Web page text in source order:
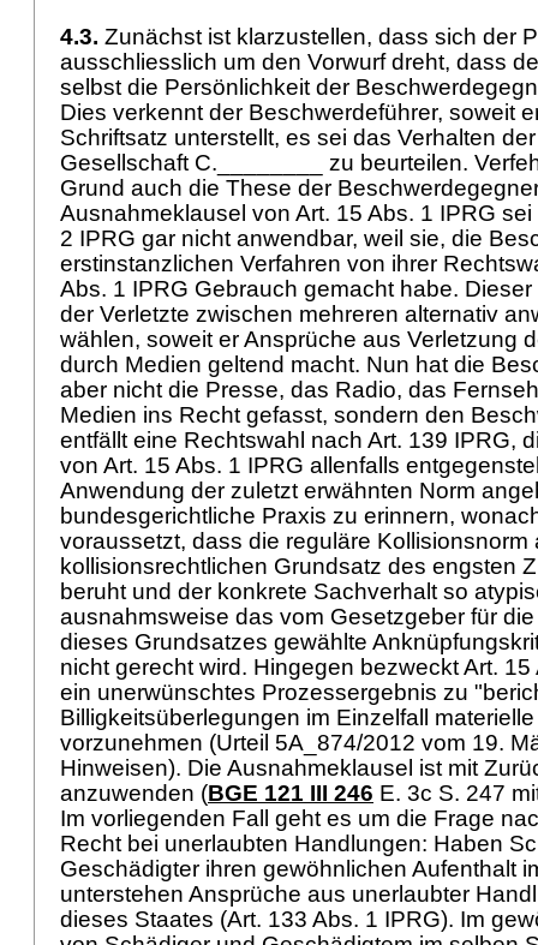
4.3. Zunächst ist klarzustellen, dass sich der
ausschliesslich um den Vorwurf dreht, dass
selbst die Persönlichkeit der
Dies verkennt der Beschwerdeführer, soweit
Schriftsatz unterstellt, es sei das Verhalten
Gesellschaft C.________ zu beurteilen.
Grund auch die These der
Ausnahmeklausel von Art. 15 Abs. 1 IPRG sei
2 IPRG gar nicht anwendbar, weil sie, die
erstinstanzlichen Verfahren von ihrer
Abs. 1 IPRG Gebrauch gemacht habe.
der Verletzte zwischen mehreren alternativ
wählen, soweit er Ansprüche aus Verletzung
durch Medien geltend macht. Nun hat die
aber nicht die Presse, das Radio, das
Medien ins Recht gefasst, sondern den
entfällt eine Rechtswahl nach Art. 139 IPRG,
von Art. 15 Abs. 1 IPRG allenfalls
Anwendung der zuletzt erwähnten Norm
bundesgerichtliche Praxis zu erinnern,
voraussetzt, dass die reguläre Kollisionsnorm
kollisionsrechtlichen Grundsatz des engsten
beruht und der konkrete Sachverhalt so
ausnahmsweise das vom Gesetzgeber für
dieses Grundsatzes gewählte
nicht gerecht wird. Hingegen bezwecktArt. 15
ein unerwünschtes Prozessergebnis zu
Billigkeitsüberlegungen im Einzelfall
vorzunehmen (Urteil 5A_874/2012 vom 19.
Hinweisen). Die Ausnahmeklausel ist mit
anzuwenden (BGE 121 III 246 E. 3c S. 247
Im vorliegenden Fall geht es um die Frage
Recht bei unerlaubten Handlungen: Haben
Geschädigter ihren gewöhnlichen Aufenthalt
unterstehen Ansprüche aus unerlaubter
dieses Staates (Art. 133 Abs. 1 IPRG). Im